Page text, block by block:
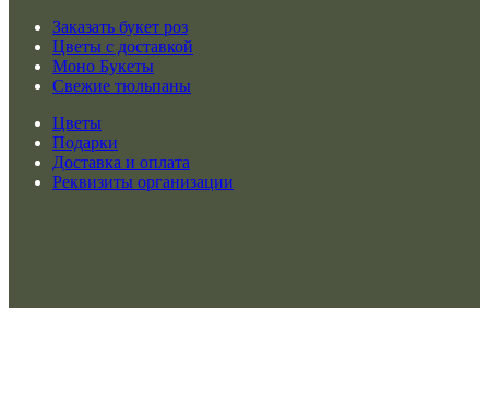
Заказать букет роз
Цветы с доставкой
Моно Букеты
Свежие тюльпаны
Цветы
Подарки
Доставка и оплата
Реквизиты организации